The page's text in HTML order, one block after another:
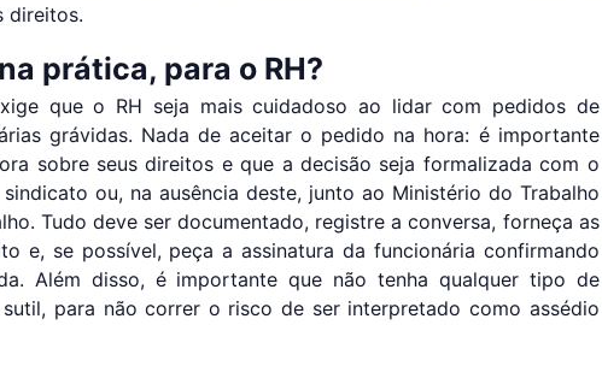
direitos.
prática, para o RH?
que o RH seja mais cuidadoso ao lidar com pedidos de
grávidas. Nada de aceitar o pedido na hora: é importante
sobre seus direitos e que a decisão seja formalizada com o
ou, na ausência deste, junto ao Ministério do Trabalho
Tudo deve ser documentado, registre a conversa, forneça as
e, se possível, peça a assinatura da funcionária confirmando
Além disso, é importante que não tenha qualquer tipo de
sutil, para não correr o risco de ser interpretado como assédio